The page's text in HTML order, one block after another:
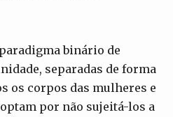
binário de
separadas de forma
os corpos das mulheres e
por não sujeitá-los a